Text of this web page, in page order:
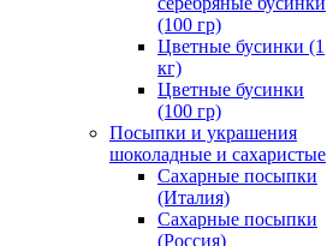
(100 гр)
Цветные бусинки (1
кг)
Цветные бусинки
(100 гр)
Посыпки и украшения
шоколадные и сахаристые
Сахарные посыпки
(Италия)
Сахарные посыпки
(Россия)